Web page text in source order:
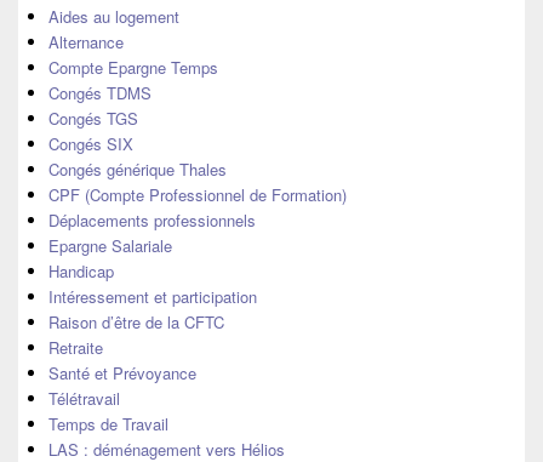
la
barre
latérale
Aides au logement
Alternance
Compte Epargne Temps
Congés TDMS
Congés TGS
Congés SIX
Congés générique Thales
CPF (Compte Professionnel de Formation)
Déplacements professionnels
Epargne Salariale
Handicap
Intéressement et participation
Raison d’être de la CFTC
Retraite
Santé et Prévoyance
Télétravail
Temps de Travail
LAS : déménagement vers Hélios